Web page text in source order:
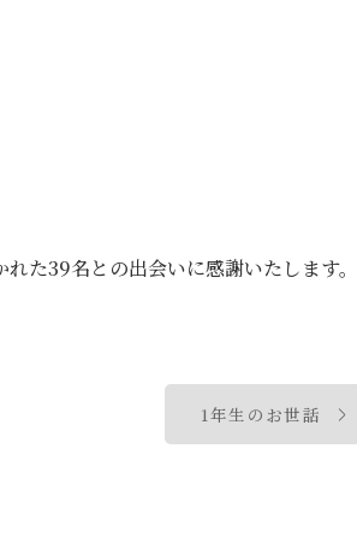
た39名との出会いに感謝いたします。
1年生のお世話